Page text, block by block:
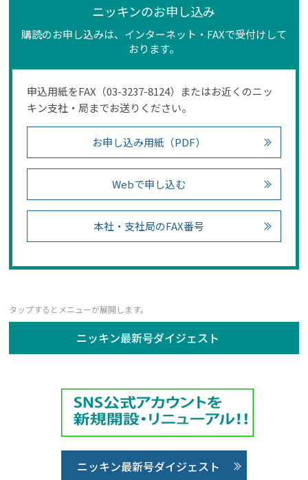
ニッキンのお申し込み
購読のお申し込みは、インターネット・FAXで受付けして
おります。
申込用紙をFAX（03-3237-8124）またはお近くのニッ
キン支社・局までお送りください。
お申し込み用紙（PDF）
Webで申し込む
本社・支社局のFAX番号
ニッキン最新号ダイジェスト
ニッキン最新号ダイジェスト